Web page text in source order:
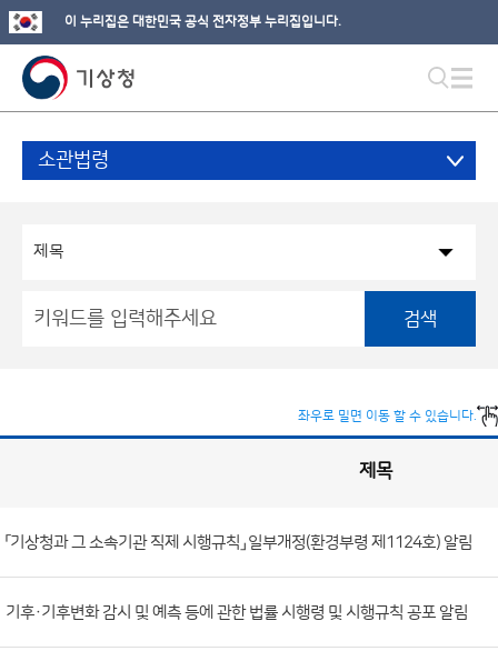
이 누리집은 대한민국 공식 전자정부 누리집입니다.
소관법령
검색
좌우로 밀면 이동 할 수 있습니다.
시
판
목
록
호,
제목
「기상청과 그 소속기관 직제 시행규칙」 일부개정(환경부령 제1124호) 알림
기후·기후변화 감시 및 예측 등에 관한 법률 시행령 및 시행규칙 공포 알림